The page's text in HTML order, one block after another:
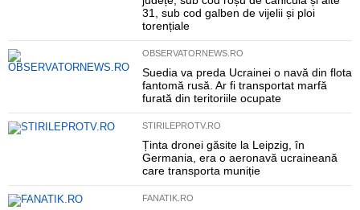
31, sub cod galben de vijelii și ploi
torențiale
OBSERVATORNEWS.RO
Suedia va preda Ucrainei o navă din flota
fantomă rusă. Ar fi transportat marfă
furată din teritoriile ocupate
STIRILEPROTV.RO
Ținta dronei găsite la Leipzig, în
Germania, era o aeronavă ucraineană
care transporta muniție
FANATIK.RO